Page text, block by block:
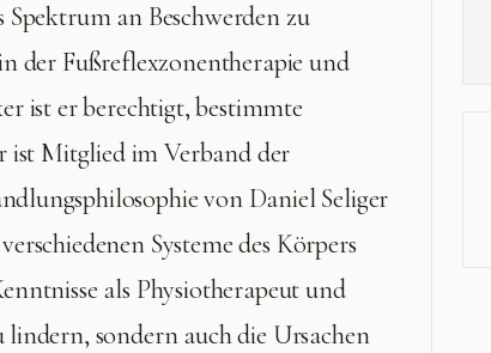
an Beschwerden zu
der Fußreflexzonentherapie und
ist er berechtigt, bestimmte
ist Mitglied im Verband der
von Daniel Seliger
Systeme des Körpers
als Physiotherapeut und
sondern auch die Ursachen